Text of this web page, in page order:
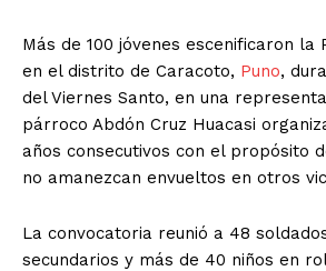
Más de 100 jóvenes escenificaron la
en el distrito de Caracoto, Puno,
del Viernes Santo, en una
párroco Abdón Cruz Huacasi
años consecutivos con el propósito
no amanezcan envueltos en otros
La convocatoria reunió a 48
secundarios y más de 40 niños en